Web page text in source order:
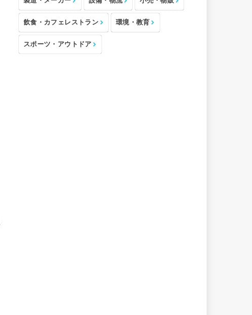
飲食・カフェレストラン 環境・教育
スポーツ・アウトドア